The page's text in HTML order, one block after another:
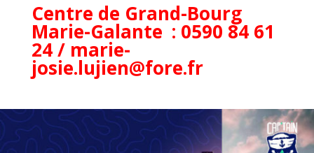
Centre de Grand-Bourg
Marie-Galante : 0590 84 61
24 / marie-
josie.lujien@fore.fr